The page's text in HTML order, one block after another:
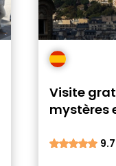
Visite
mystères
9.7